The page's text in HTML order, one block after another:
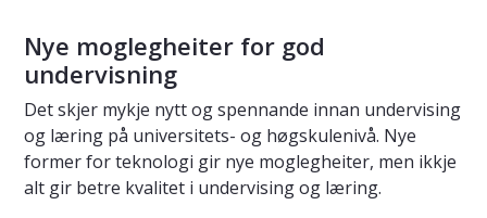
Nye moglegheiter for god
undervisning
Det skjer mykje nytt og spennande innan undervising
og læring på universitets- og høgskulenivå. Nye
former for teknologi gir nye moglegheiter, men ikkje
alt gir betre kvalitet i undervising og læring.